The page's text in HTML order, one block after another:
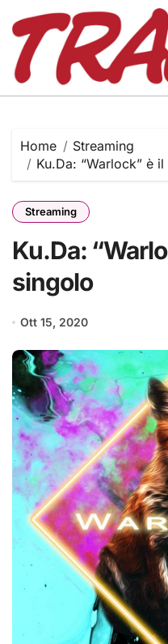
content
Home
Streaming
Ku.Da: “Warlock” è
Streaming
Ku.Da:
singolo
Ott 15, 2020